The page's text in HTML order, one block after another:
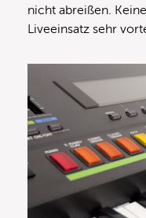
nicht abreißen.
Liveeinsatz sehr